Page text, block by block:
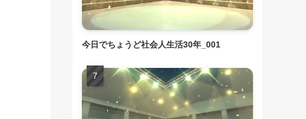
今日でちょうど社会人生活30年_001